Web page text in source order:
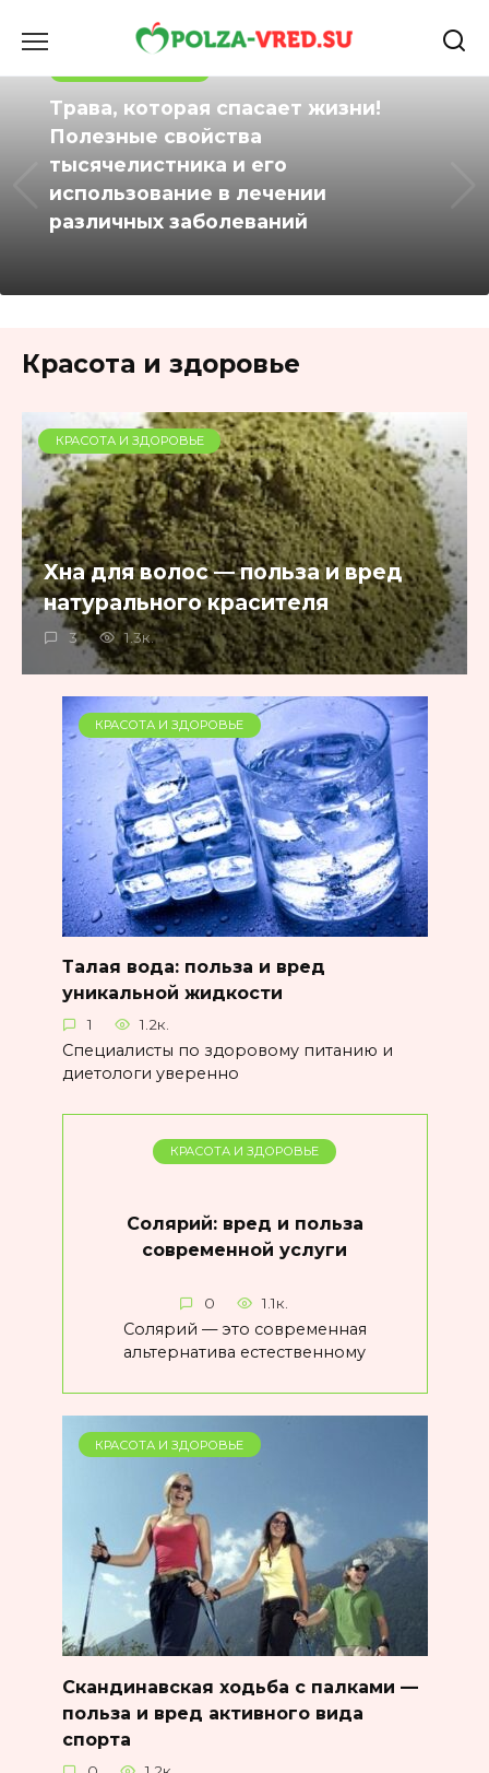
Трава, которая спасает жизни!
Полезные свойства
тысячелистника и его
использование в лечении
различных заболеваний
Красота и здоровье
КРАСОТА И ЗДОРОВЬЕ
Хна для волос — польза и вред
натурального красителя
3 1.3к.
КРАСОТА И ЗДОРОВЬЕ
Талая вода: польза и вред
уникальной жидкости
1 1.2к.
Специалисты по здоровому питанию и
диетологи уверенно
КРАСОТА И ЗДОРОВЬЕ
Солярий: вред и польза
современной услуги
0 1.1к.
Солярий — это современная
альтернатива естественному
КРАСОТА И ЗДОРОВЬЕ
Скандинавская ходьба с палками —
польза и вред активного вида
спорта